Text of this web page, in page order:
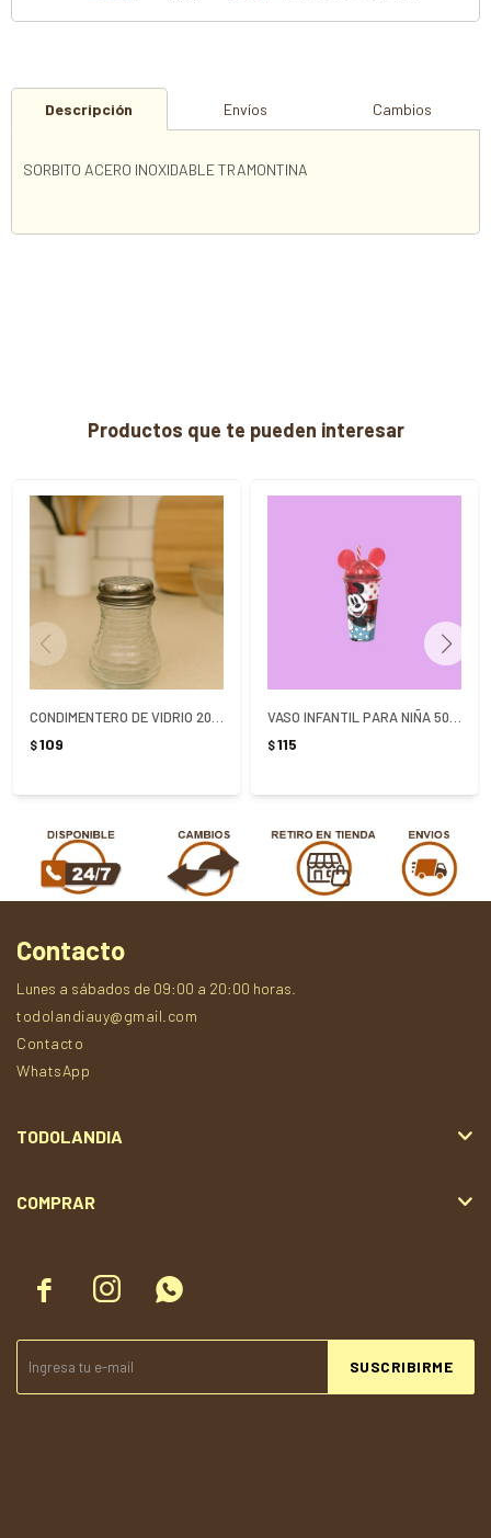
Descripción Envíos Cambios
SORBITO ACERO INOXIDABLE TRAMONTINA
Productos que te pueden interesar
$109 $115
  
SUSCRIBIRME
Contacto
Lunes a sábados de 09:00 a 20:00 horas.
todolandiauy@gmail.com
Contacto
WhatsApp
TODOLANDIA
COMPRAR